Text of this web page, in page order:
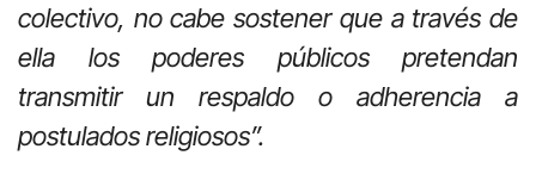
colectivo, no cabe sostener que a través de
ella los poderes públicos pretendan
transmitir un respaldo o adherencia a
postulados religiosos”.